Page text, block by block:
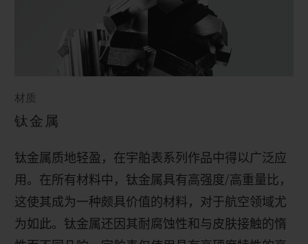
材质
钛金属
钛金属质地轻盈，在宇舶表系列作品中得以广泛应
用。在所有材料中，钛金属具有高强度/高重量比，
这使其成为一种颇具价值的材料，对于航空领域尤
为如此。钛金属还因其耐腐蚀性和与皮肤接触的惰